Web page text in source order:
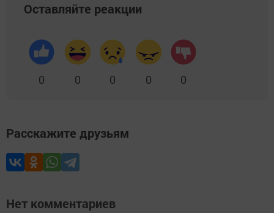
Оставляйте реакции
0 0 0 0 0
Расскажите друзьям
Нет комментариев